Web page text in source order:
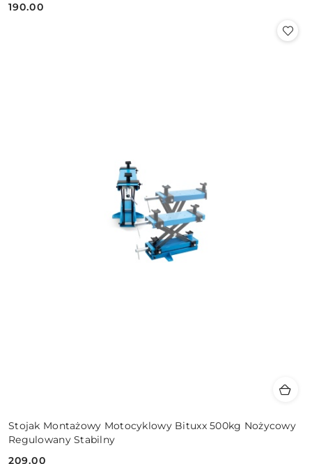
Cena:
190.00
Stojak Montażowy Motocyklowy Bituxx 500kg Nożycowy
Regulowany Stabilny
209.00